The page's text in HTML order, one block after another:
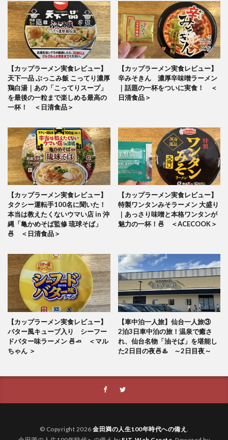
【カップラーメン実食レビュー】
天下一品 ぶっこみ飯 こってり濃厚
鶏白湯｜あの「こってりスープ」
を最後の一粒まで楽しめる最高の
一杯！ ＜日清食品＞
【カップラーメン実食レビュー】
辛みそきん 濃厚辛味噌ラーメン
｜話題の一杯をついに実食！ ＜
日清食品＞
【カップラーメン実食レビュー】
タクシー運転手100名に聞いた！
本当は教えたくないウマい店 in 沖
縄「亀かめそば監修 琉球そば」
🍜 ＜日清食品＞
【カップラーメン実食レビュー】
特製ワンタンみそラーメン 大盛り
｜あっさり味噌と本格ワンタンが
魅力の一杯！🍜 ＜ACECOOK＞
【カップラーメン実食レビュー】
バター風キューブ入り シーフー
ドバター味ラーメン 🍜🧈 ＜マル
ちゃん ＞
【車中泊一人旅】仙台一人旅③
2泊3日車中泊の旅！温泉で癒さ
れ、仙台名物「油そば」を堪能し
た2日目の夜🍜♨️ ～2日目夜～
© Copyright 2026 金田満の人生100年時代への備え